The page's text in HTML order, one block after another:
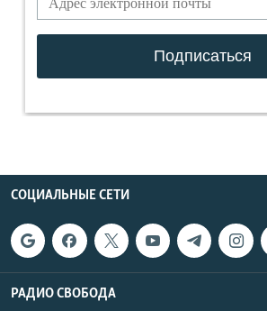
СОЦИАЛЬНЫЕ СЕТИ
РАДИО СВОБОДА